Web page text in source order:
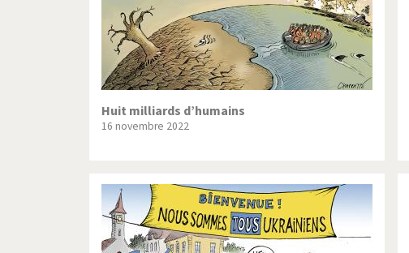
Huit milliards d’humains
16 novembre 2022